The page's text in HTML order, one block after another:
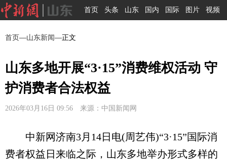
首页 头条 山东 国内 国际 图片 视频
首页—山东新闻—正文
山东多地开展“3·15”消费维权活动 守
护消费者合法权益
2026年03月16日 09:56 来源：中国新闻网
中新网济南3月14日电(周艺伟)“3·15”国际消
费者权益日来临之际，山东多地举办形式多样的